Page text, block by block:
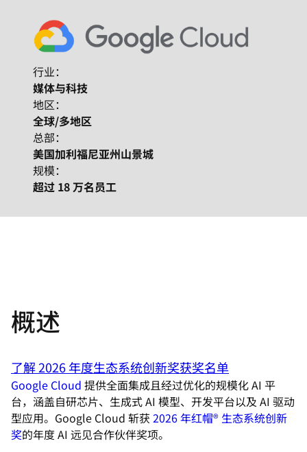
行业：
媒体与科技
地区：
全球/多地区
总部：
美国加利福尼亚州山景城
规模：
超过 18 万名员工
概述
了解 2026 年度生态系统创新奖获奖名单
Google Cloud 提供全面集成且经过优化的规模化 AI 平
台，涵盖自研芯片、生成式 AI 模型、开发平台以及 AI 驱动
型应用。Google Cloud 斩获 2026 年红帽® 生态系统创新
奖的年度 AI 远见合作伙伴奖项。